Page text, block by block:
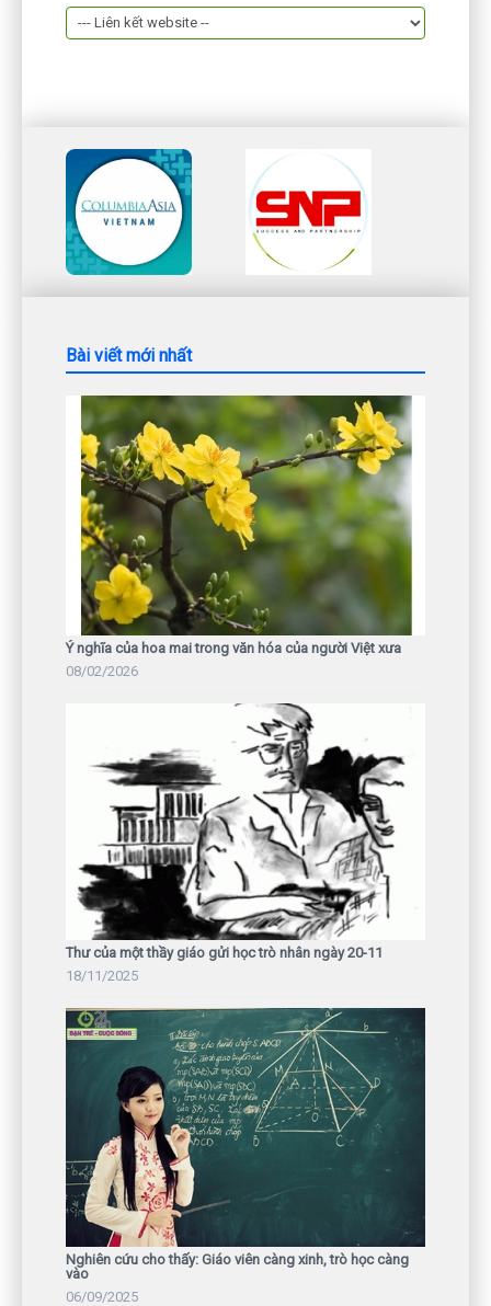
Bài viết mới nhất
Ý nghĩa của hoa mai trong văn hóa của người Việt xưa
08/02/2026
Thư của một thầy giáo gửi học trò nhân ngày 20-11
18/11/2025
Nghiên cứu cho thấy: Giáo viên càng xinh, trò học càng
vào
06/09/2025